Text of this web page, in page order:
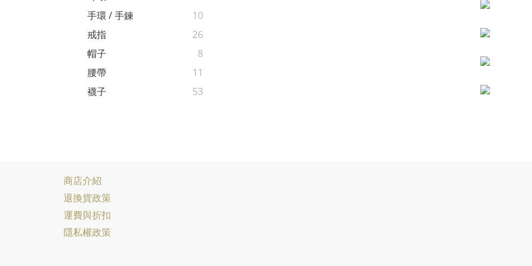
手環 / 手鍊
10
戒指
26
帽子
8
腰帶
11
襪子
53
商店介紹
退換貨政策
運費與折扣
隱私權政策